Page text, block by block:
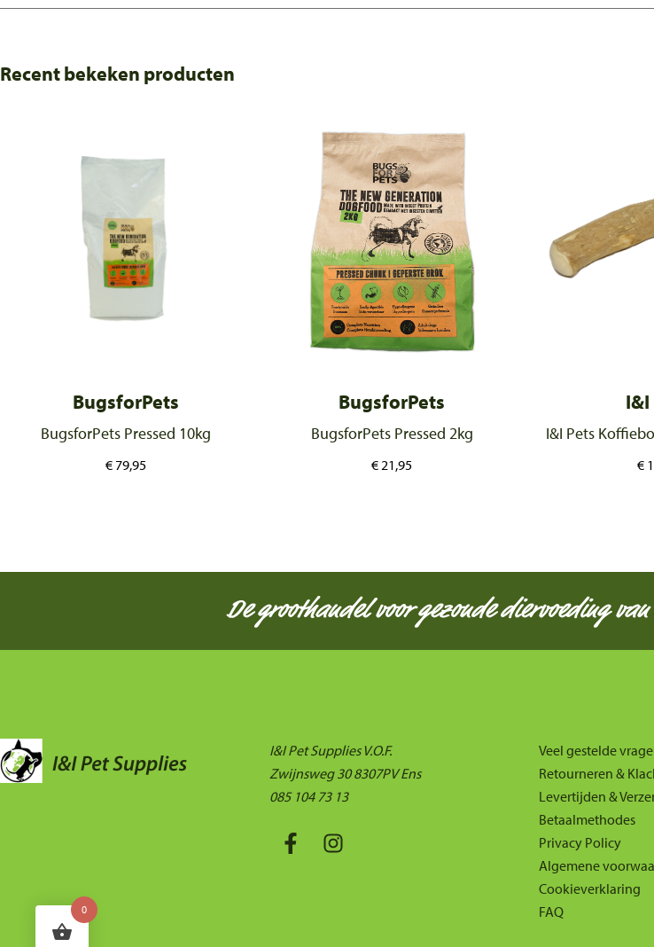
Recent bekeken producten
BugsforPets
BugsforPets Pressed 10kg
€79,95
BugsforPets
BugsforPets Pressed 2kg
€21,95
I&I
I&I Pets
€
De groothandel voor gezonde diervoeding
I&I Pet Supplies V.O.F.
Zwijnsweg 30 8307PV Ens
085 104 73 13
Veel gestelde
Retourneren &
Levertijden &
Betaalmethodes
Privacy Policy
Algemene
Cookieverklaring
FAQ
0